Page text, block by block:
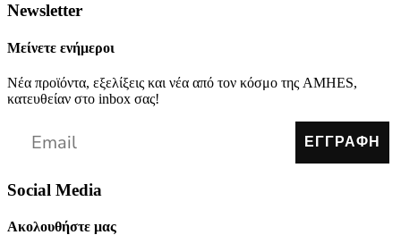
Newsletter
Μείνετε ενήμεροι
Νέα προϊόντα, εξελίξεις και νέα από τον κόσμο της AMHES,
κατευθείαν στο inbox σας!
ΕΓΓΡΑΦΗ
Social Media
Ακολουθήστε μας